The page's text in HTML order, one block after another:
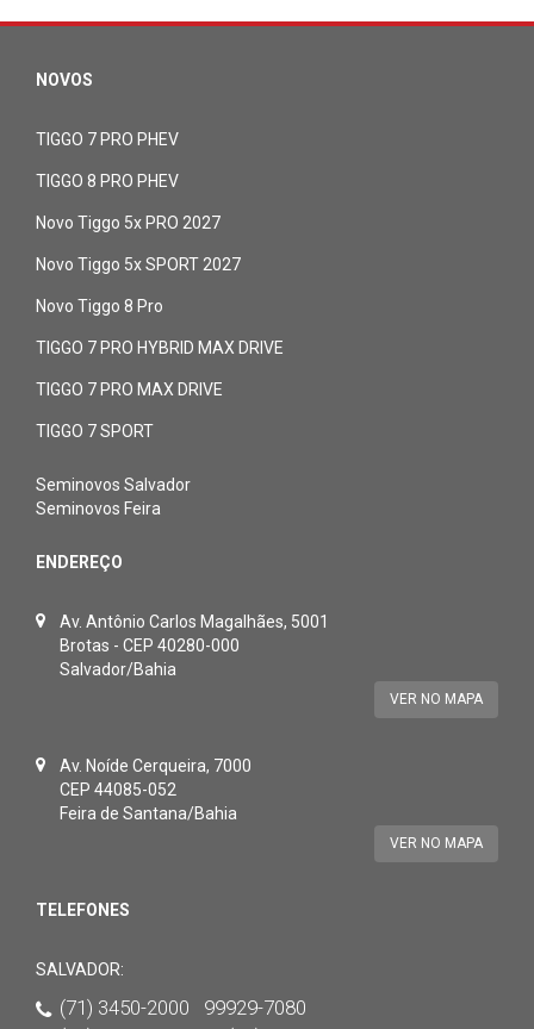
NOVOS
TIGGO 7 PRO PHEV
TIGGO 8 PRO PHEV
Novo Tiggo 5x PRO 2027
Novo Tiggo 5x SPORT 2027
Novo Tiggo 8 Pro
TIGGO 7 PRO HYBRID MAX DRIVE
TIGGO 7 PRO MAX DRIVE
TIGGO 7 SPORT
Seminovos Salvador
Seminovos Feira
ENDEREÇO
Av. Antônio Carlos Magalhães, 5001
Brotas - CEP 40280-000
Salvador/Bahia
VER NO MAPA
Av. Noíde Cerqueira, 7000
CEP 44085-052
Feira de Santana/Bahia
VER NO MAPA
TELEFONES
SALVADOR:
(71) 3450-2000 99929-7080